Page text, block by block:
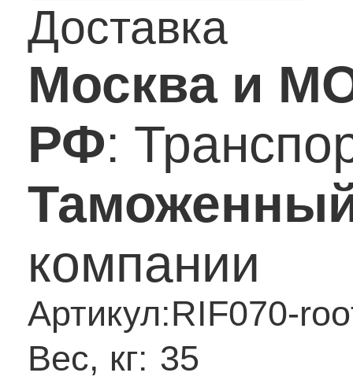
Доставка
Москва и
РФ:
компании
Артикул:RIF070-
Вес, кг: 35